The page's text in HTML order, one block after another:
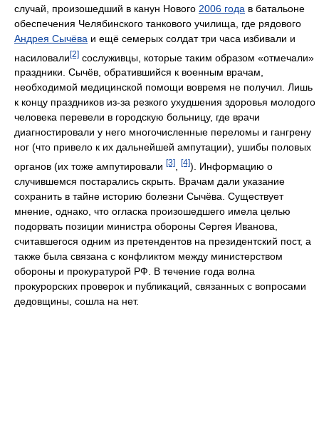
случай, произошедший в канун Нового 2006 года в батальоне
обеспечения Челябинского танкового училища, где рядового
Андрея Сычёва и ещё семерых солдат три часа избивали и
насиловали[2] сослуживцы, которые таким образом «отмечали»
праздники. Сычёв, обратившийся к военным врачам,
необходимой медицинской помощи вовремя не получил. Лишь
к концу праздников из-за резкого ухудшения здоровья молодого
человека перевели в городскую больницу, где врачи
диагностировали у него многочисленные переломы и гангрену
ног (что привело к их дальнейшей ампутации), ушибы половых
органов (их тоже ампутировали [3] [4]). Информацию о
случившемся постарались скрыть. Врачам дали указание
сохранить в тайне историю болезни Сычёва. Существует
мнение, однако, что огласка произошедшего имела целью
подорвать позиции министра обороны Сергея Иванова,
считавшегося одним из претендентов на президентский пост, а
также была связана с конфликтом между министерством
обороны и прокуратурой РФ. В течение года волна
прокурорских проверок и публикаций, связанных с вопросами
дедовщины, сошла на нет.